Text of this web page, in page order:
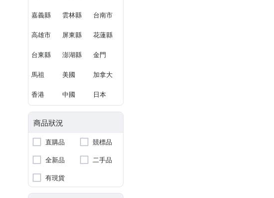
嘉義縣 雲林縣 台南市
高雄市 屏東縣 花蓮縣
台東縣 澎湖縣 金門
馬祖 美國 加拿大
香港 中國 日本
商品狀況
直購品
競標品
全新品
二手品
有現貨